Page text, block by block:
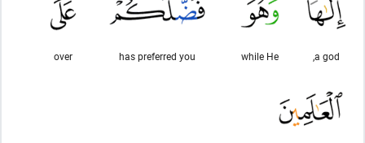
a god,
while He
has preferred you
over